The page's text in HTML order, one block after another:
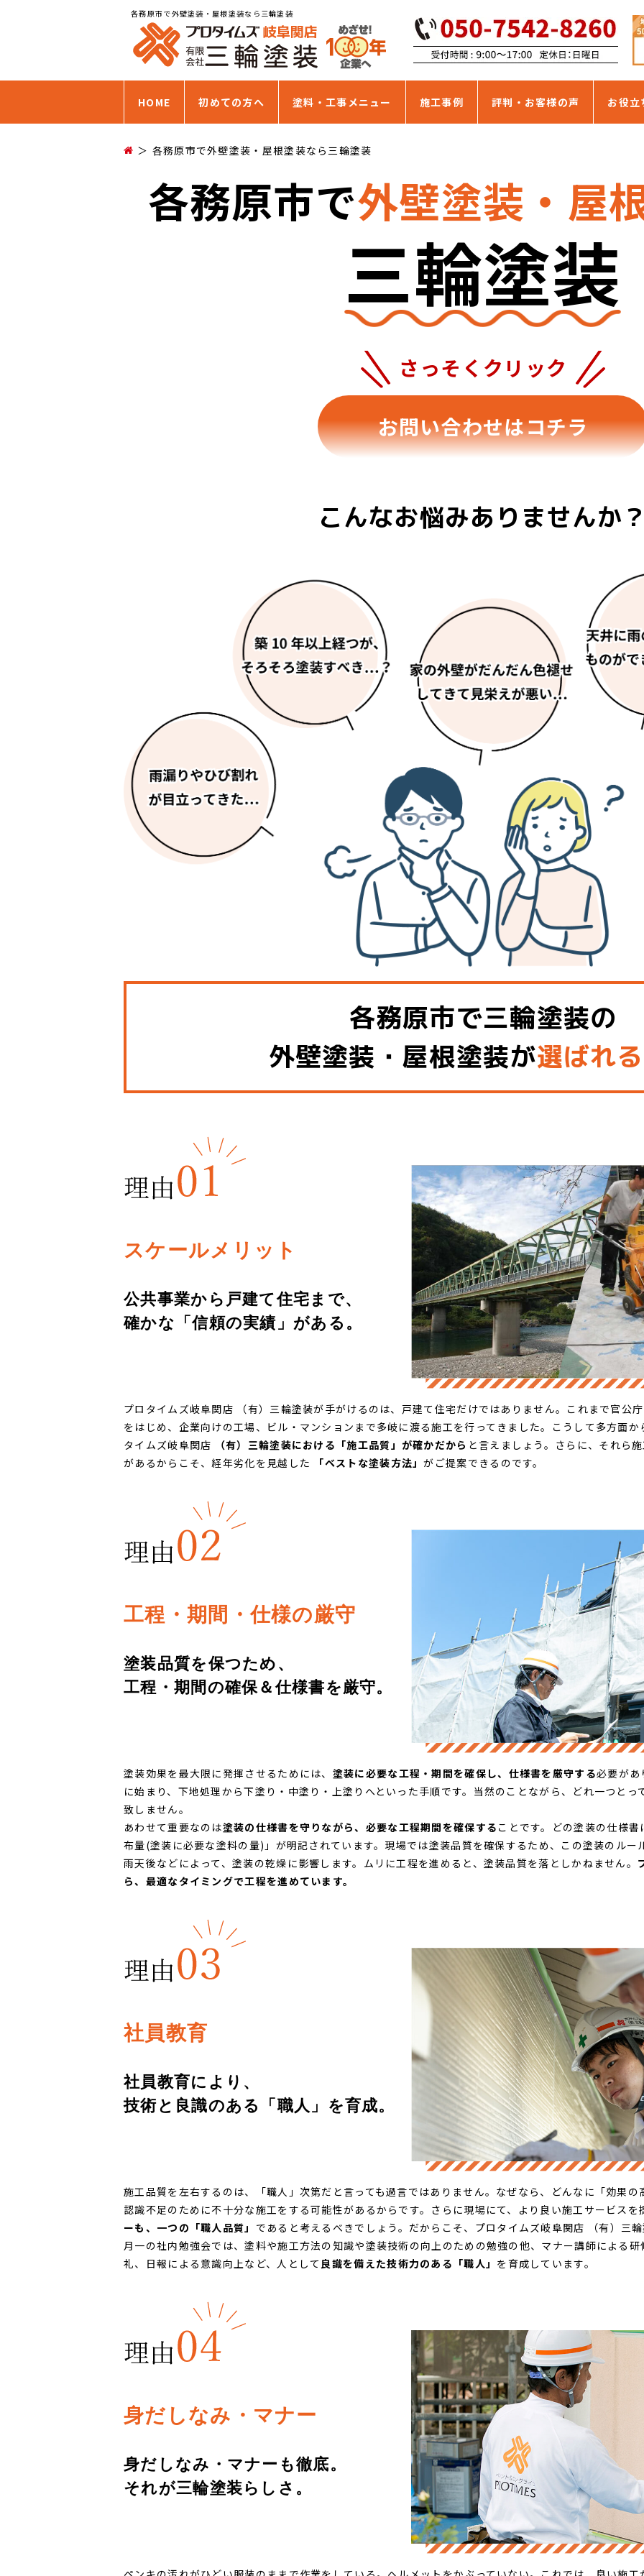
各務原市で外壁塗装・屋根塗装なら三輪塗装
HOME 初めての方へ 塗料・工事メニュー 施工事例 評判・お客様の声 お役立
各務原市で外壁塗装・屋根塗装なら三輪塗装
各務原市で外壁塗装・屋
三輪塗装
さっそくクリック
お問い合わせはコチラ
こんなお悩みありませんか
各務原市で三輪塗装の
外壁塗装・屋根塗装が選ばれ
スケールメリット
公共事業から戸建て住宅まで、
確かな「信頼の実績」がある。​
プロタイムズ岐阜関店 （有）三輪塗装が手がけるのは、戸建て住宅だけではありません。これまで官公
をはじめ、企業向けの工場、ビル・マンションまで多岐に渡る施工を行ってきました。こうして多方面
タイムズ岐阜関店
（有）三輪塗装における「施工品質」が確かだから と言えましょう。さらに、それら
があるからこそ、経年劣化を見越した
「ベストな塗装方法」がご提案できるのです。
工程・期間・仕様の厳守
塗装品質を保つため、
工程・期間の確保＆仕様書を厳守。​
塗装効果を最大限に発揮させるためには、 塗装に必要な工程・期間を確保し、仕様書を厳守する必要があ
に始まり、下地処理から下塗り・中塗り・上塗りへといった手順です。当然のことながら、どれ一つと
致しません。
あわせて重要なのは塗装の仕様書を守りながら、必要な工程期間を確保する ことです。どの塗装の仕様
布量(塗装に必要な塗料の量)」が明記されています。現場では塗装品質を確保するため、この塗装のル
雨天後などによって、塗装の乾燥に影響します。ムリに工程を進めると、塗装品質を落としかねません。
ら、最適なタイミングで工程を進めています。
社員教育
社員教育により、
技術と良識のある「職人」を育成。​
施工品質を左右するのは、「職人」次第だと言っても過言ではありません。なぜなら、どんなに「効果
認識不足のために不十分な施工をする可能性があるからです。さらに現場にて、より良い施工サービスを
ーも、一つの「職人品質」 であると考えるべきでしょう。だからこそ、プロタイムズ岐阜関店 （有）三
月一の社内勉強会では、塗料や施工方法の知識や塗装技術の向上のための勉強の他、マナー講師による
礼、日報による意識向上など、人として 良識を備えた技術力のある「職人」 を育成しています。
身だしなみ・マナー
身だしなみ・マナーも徹底。
それが三輪塗装らしさ。